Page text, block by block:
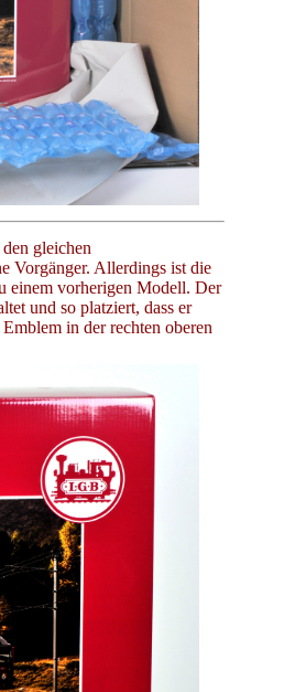
gleichen
Vorgänger. Allerdings ist die
einem vorherigen Modell. Der
und so platziert, dass er
in der rechten oberen